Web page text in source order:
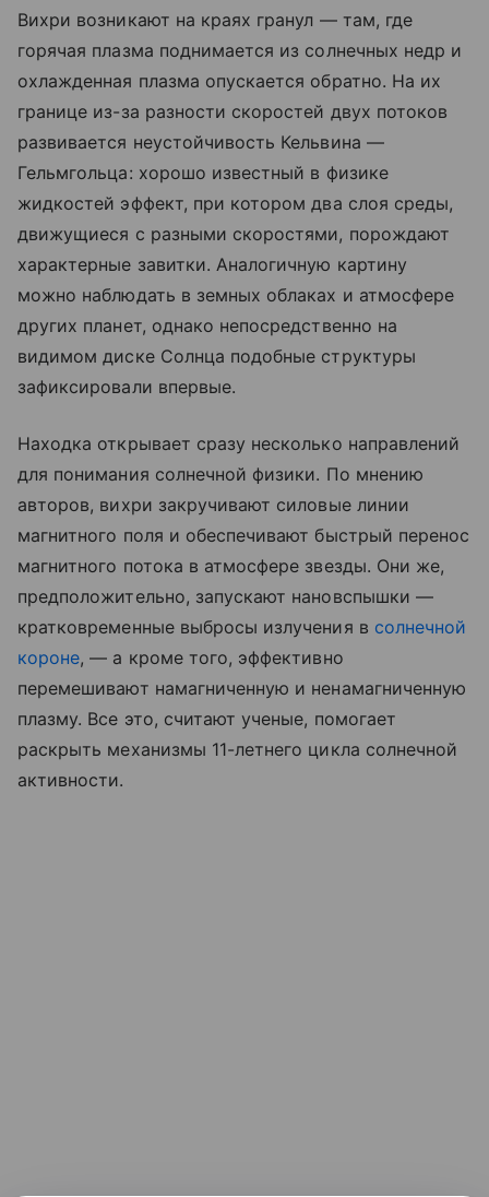
Вихри возникают на краях гранул — там, где
горячая плазма поднимается из солнечных недр и
охлажденная плазма опускается обратно. На их
границе из-за разности скоростей двух потоков
развивается неустойчивость Кельвина —
Гельмгольца: хорошо известный в физике
жидкостей эффект, при котором два слоя среды,
движущиеся с разными скоростями, порождают
характерные завитки. Аналогичную картину
можно наблюдать в земных облаках и атмосфере
других планет, однако непосредственно на
видимом диске Солнца подобные структуры
зафиксировали впервые.
Находка открывает сразу несколько направлений
для понимания солнечной физики. По мнению
авторов, вихри закручивают силовые линии
магнитного поля и обеспечивают быстрый перенос
магнитного потока в атмосфере звезды. Они же,
предположительно, запускают нановспышки —
кратковременные выбросы излучения в солнечной
короне, — а кроме того, эффективно
перемешивают намагниченную и ненамагниченную
плазму. Все это, считают ученые, помогает
раскрыть механизмы 11-летнего цикла солнечной
активности.